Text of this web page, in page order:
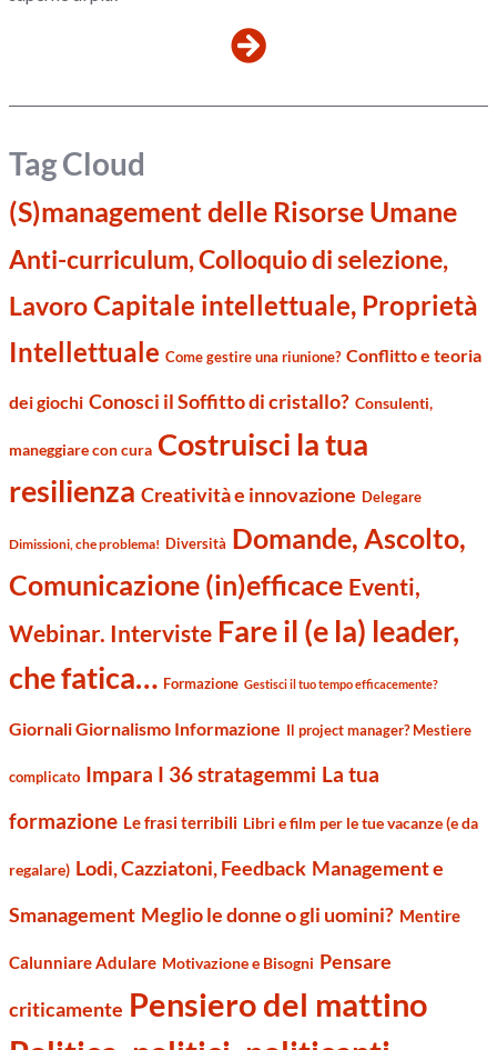
Tag Cloud
(S)management delle Risorse Umane
Anti-curriculum, Colloquio di selezione,
LavoroCapitale intellettuale, Proprietà
Intellettuale Come gestire una riunione? Conflitto e teoria
dei giochi Conosci il Soffitto di cristallo? Consulenti,
maneggiare con cura Costruisci la tua
resilienza Creatività e innovazione Delegare
Dimissioni, che problema! Diversità Domande, Ascolto,
Comunicazione (in)efficace Eventi,
Webinar. Interviste Fare il (e la) leader,
che fatica… Formazione Gestisci il tuo tempo efficacemente?
Giornali Giornalismo Informazione Il project manager? Mestiere
complicato Impara I 36 stratagemmi La tua
formazione Le frasi terribili Libri e film per le tue vacanze (e da
regalare) Lodi, Cazziatoni, Feedback Management e
Smanagement Meglio le donne o gli uomini? Mentire
Calunniare Adulare Motivazione e Bisogni Pensare
criticamente Pensiero del mattino